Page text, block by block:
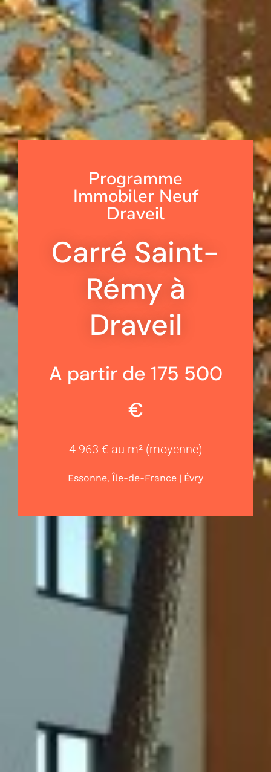
Programme
Immobiler Neuf
Draveil
Carré Saint-
Rémy à
Draveil
A partir de 175 500
€
4 963 € au m² (moyenne)
Essonne, Île-de-France | Évry